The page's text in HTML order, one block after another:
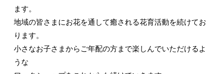
ます。
地域の皆さまにお花を通して癒される花育活動を続けてお
ります。
小さなお子さまからご年配の方まで楽しんでいただけるよ
うな